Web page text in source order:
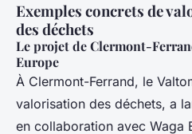
Exemples concrets de
des déchets
Le projet de Clermont-
Europe
À Clermont-Ferrand, le
valorisation des déchets, a
en collaboration avec Waga